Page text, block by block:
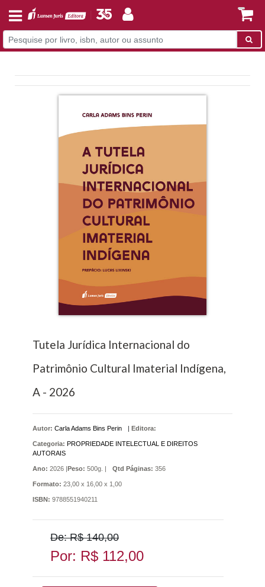
Tutela Jurídica Internacional do
Patrimônio Cultural Imaterial Indígena,
A - 2026
Autor: Carla Adams Bins Perin | Editora:
Categoria: PROPRIEDADE INTELECTUAL E DIREITOS
AUTORAIS
Ano: 2026 |Peso: 500g. | Qtd Páginas: 356
Formato: 23,00 x 16,00 x 1,00
ISBN: 9788551940211
De: R$ 140,00
Por: R$ 112,00